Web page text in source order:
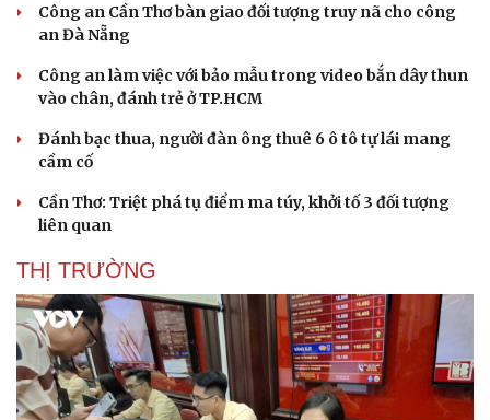
Công an Cần Thơ bàn giao đối tượng truy nã cho công
an Đà Nẵng
Công an làm việc với bảo mẫu trong video bắn dây thun
vào chân, đánh trẻ ở TP.HCM
Đánh bạc thua, người đàn ông thuê 6 ô tô tự lái mang
cầm cố
Cần Thơ: Triệt phá tụ điểm ma túy, khởi tố 3 đối tượng
liên quan
THỊ TRƯỜNG